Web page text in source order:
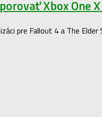
Xbox One
pre Fallout 4 a The